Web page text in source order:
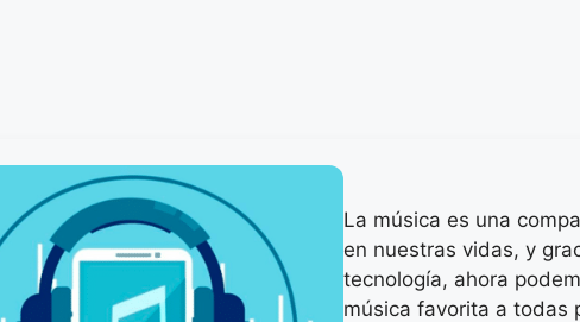
La música es una
en nuestras vidas, y
tecnología, ahora
música favorita a todas